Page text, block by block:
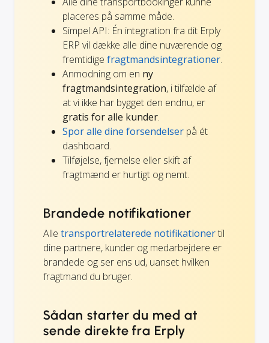
placeres på samme måde.
Simpel API: Én integration fra dit Erply
ERP vil dække alle dine nuværende og
fremtidige fragtmandsintegrationer.
Anmodning om en ny
fragtmandsintegration, i tilfælde af
at vi ikke har bygget den endnu, er
gratis for alle kunder.
Spor alle dine forsendelser på ét
dashboard.
Tilføjelse, fjernelse eller skift af
fragtmænd er hurtigt og nemt.
Brandede notifikationer
Alle transportrelaterede notifikationertil
dine partnere, kunder og medarbejdere er
brandede og ser ens ud, uanset hvilken
fragtmand du bruger.
Sådan starter du med at
sende direkte fra Erply